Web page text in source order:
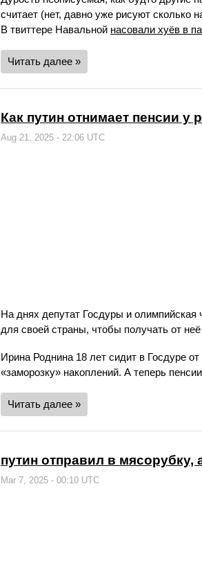
считает (нет, давно уже рисуют сколько
В твиттере Навальной насовали хуёв в
Читать далее »
Как путин отнимает пенсии у
Aug 21, 2025 - 22:06 UTC
На днях депутат Госдуры и
для своей страны, чтобы получать от
Ирина Роднина 18 лет сидит в Госдуре
«заморозку» накоплений. А теперь
Читать далее »
путин отправил в мясорубку,
Mar 7, 2025 - 00:10 UTC